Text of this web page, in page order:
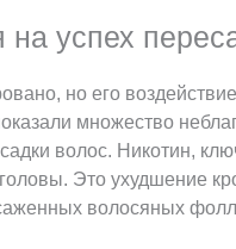
успех
но его
множество
волос. Никотин,
Это ухудшение
волосяных